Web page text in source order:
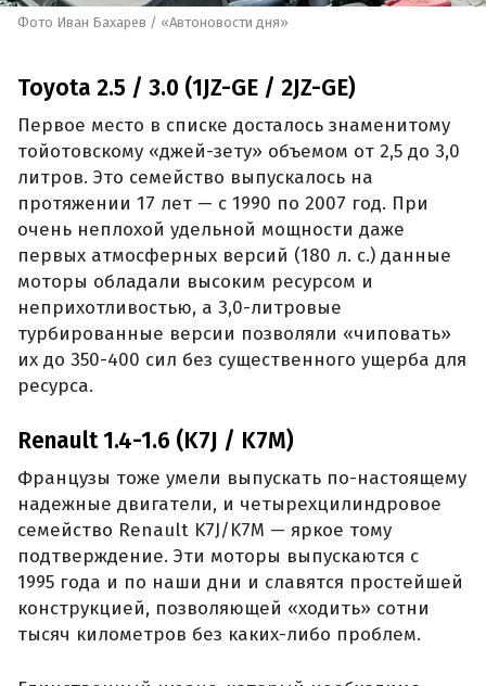
Фото Иван Бахарев / «Автоновости дня»
Toyota 2.5 / 3.0 (1JZ-GE / 2JZ-GE)
Первое место в списке досталось знаменитому
тойотовскому «джей-зету» объемом от 2,5 до 3,0
литров. Это семейство выпускалось на
протяжении 17 лет — с 1990 по 2007 год. При
очень неплохой удельной мощности даже
первых атмосферных версий (180 л. с.) данные
моторы обладали высоким ресурсом и
неприхотливостью, а 3,0-литровые
турбированные версии позволяли «чиповать»
их до 350-400 сил без существенного ущерба для
ресурса.
Renault 1.4-1.6 (K7J / K7M)
Французы тоже умели выпускать по-настоящему
надежные двигатели, и четырехцилиндровое
семейство Renault K7J/K7M — яркое тому
подтверждение. Эти моторы выпускаются с
1995 года и по наши дни и славятся простейшей
конструкцией, позволяющей «ходить» сотни
тысяч километров без каких-либо проблем.